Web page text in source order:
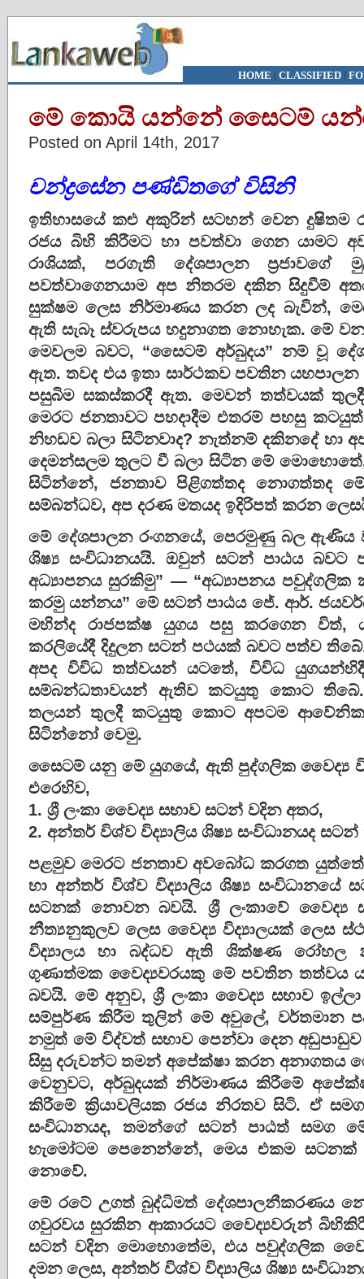
HOME | CLASSIFIED|
මේ කොයි යන්නේ සෛටම්
Posted on April 14th, 2017
චන්ද්‍රසේන පණ්ඩිතගේ විසිනි
ඉතිහාසයේ කළු අකුරින් සටහන් වෙන දුෂිතම
රජය බිහි කිරීමට හා පවත්වා ගෙන යාමට
රාශියක්, පරගැති දේශපාලන
පවත්වාගෙනයාම අප නිතරම දකින සිදුවීම්
සුක්ෂම ලෙස නිර්මාණය කරන ලද බැවින්,
ඇති සැබෑ ස්වරුපය හදුනාගත නොහැක. මේ
මෙවලම බවට, “සෛටම් අර්බුදය” නම් වූ
ඇත. තවද එය ඉතා සාර්ථකව පවතින යහපාලන
පසුබිම සකස්කරදී ඇත. මෙවන් තත්වයක්
මෙරට ජනතාවට පහදාදීම එතරම් පහසු
නිහඩව බලා සිටිනවාද? නැත්නම් දකිනදේ හා
දෙමන්සලම තුලට වී බලා සිටින මේ
සිටින්නේ, ජනතාව පිළිගත්තද නොගත්තද
සම්බන්ධව, අප දරණ මතයද ඉදිරිපත් කරන
මේ දේශපාලන රංගනයේ, පෙරමුණු බල ඇණිය
ශිෂ්‍ය සංවිධානයයි. ඔවුන් සටන් පාඨය
අධ්‍යාපනය සුරකිමු” — “අධ්‍යාපනය
කරමු යන්නය” මේ සටන් පාඨය ජේ. ආර්.
මහින්ද රාජපක්ෂ යුගය පසු කරගෙන විත්,
කරලියේදී දිදුලන සටන් පථයක් බවට පත්ව තිබේ.
අපද විවිධ තත්වයන් යටතේ, විවිධ
සම්බන්ධතාවයන් ඇතිව කටයුතු කොට
තලයන් තුලදී කටයුතු කොට අපටම ආවේනික
සිටින්නෝ වෙමු.
සෛටම් යනු මේ යුගයේ, ඇති පුද්ගලික වෛද්‍ය
එරෙහිව,
1. ශ්‍රී ලංකා වෛද්‍ය සභාව සටන් වදින අතර,
2. අන්තර් විශ්ව විද්‍යාලිය ශිෂ්‍ය සංවිධානයද
පළමුව මෙරට ජනතාව අවබෝධ කරගත යුත්තේ,
හා අන්තර් විශ්ව විද්‍යාලිය ශිෂ්‍ය
සටනක් නොවන බවයි. ශ්‍රී ලංකාවේ වෛද්‍ය
නීත්‍යනුකුලව ලෙස වෛද්‍ය විද්‍යාලයක් ලෙස
විද්‍යාලය හා බද්ධව ඇති ශික්ෂණ රෝහල
ගුණාත්මක වෛද්‍යවරයකු මේ පවතින තත්වය
බවයි. මේ අනුව, ශ්‍රී ලංකා වෛද්‍ය සභාව
සම්පුර්ණ කිරීම තුලින් මේ අවුලේ, වර්තමාන
නමුත් මේ විද්වත් සභාව පෙන්වා දෙන
සිසු දරුවන්ට තමන් අපේක්ෂා කරන අනාගතය
වෙනුවට, අර්බුදයක් නිර්මාණය කිරීමේ
කිරීමේ ක්‍රියාවලියක රජය නිරතව සිටි. ඒ
සංවිධානයද, තමන්ගේ සටන් පාඨත් සමග
හැමෝටම පෙනෙන්නේ, මෙය එකම
නොවේ.
මේ රටේ උගත් බුද්ධිමත් දේශපාලනීකරණය
ගවුරවය සුරකින ආකාරයට වෛද්‍යවරුන්
සටන් වදින මොහොතේම, එය පවුද්ගලික
දමන ලෙස, අන්තර් විශ්ව විද්‍යාලිය ශිෂ්‍ය